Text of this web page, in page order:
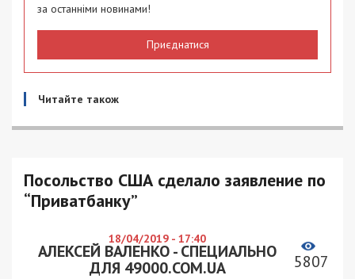
за останніми новинами!
Приєднатися
Читайте також
Посольство США сделало заявление по
“Приватбанку”
18/04/2019 - 17:40
АЛЕКСЕЙ ВАЛЕНКО - СПЕЦИАЛЬНО
ДЛЯ 49000.COM.UA
5807